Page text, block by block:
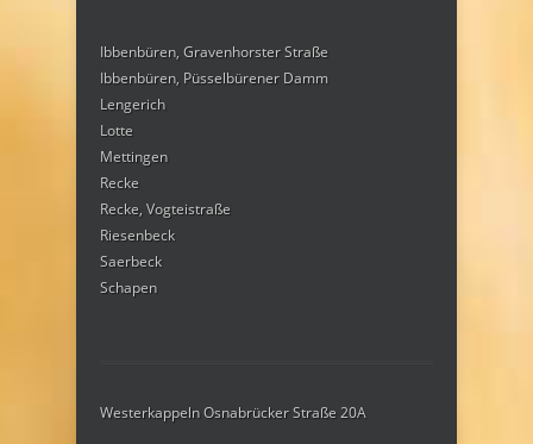
Ibbenbüren, Gravenhorster Straße
Ibbenbüren, Püsselbürener Damm
Lengerich
Lotte
Mettingen
Recke
Recke, Vogteistraße
Riesenbeck
Saerbeck
Schapen
Westerkappeln Osnabrücker Straße 20A